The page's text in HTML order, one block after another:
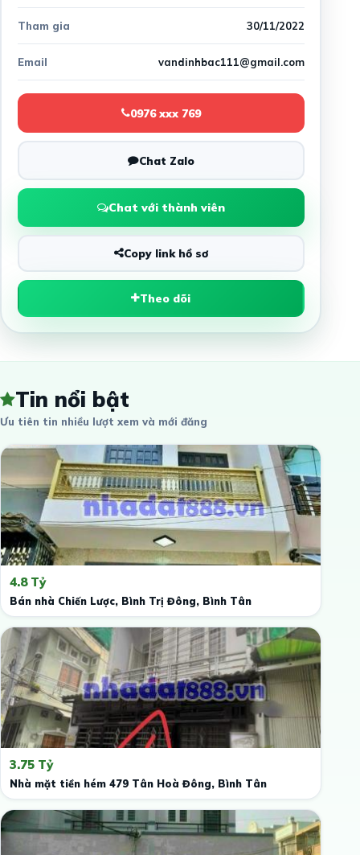
Tham gia 30/11/2022
Email vandinhbac111@gmail.com
0976 xxx 769
Chat Zalo
Chat với thành viên
Copy link hồ sơ
Theo dõi
Tin nổi bật
Ưu tiên tin nhiều lượt xem và mới đăng
4.8 Tỷ
Bán nhà Chiến Lược, Bình Trị Đông, Bình Tân
3.75 Tỷ
Nhà mặt tiền hém 479 Tân Hoà Đông, Bình Tân